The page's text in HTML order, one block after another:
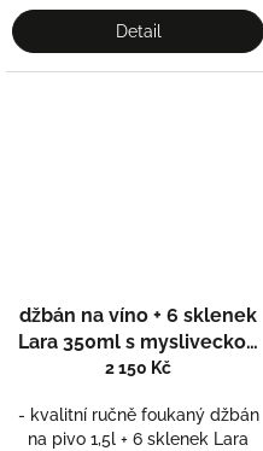
Detail
džbán na víno + 6 sklenek
Lara 350ml s mysliveckou
rytinou- ručně ryté
myslivce
2 150 Kč
- kvalitní ručně foukaný džbán
na pivo 1,5l + 6 sklenek Lara